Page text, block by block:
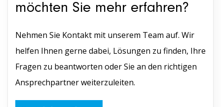
möchten Sie mehr erfahren?
Nehmen Sie Kontakt mit unserem Team auf. Wir
helfen Ihnen gerne dabei, Lösungen zu finden, Ihre
Fragen zu beantworten oder Sie an den richtigen
Ansprechpartner weiterzuleiten.